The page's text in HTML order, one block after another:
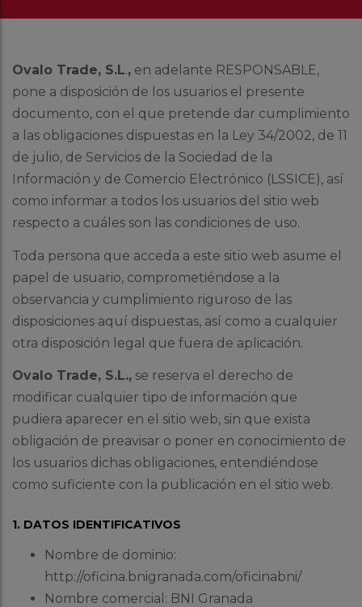
Ovalo Trade, S.L., en adelante RESPONSABLE,
pone a disposición de los usuarios el presente
documento, con el que pretende dar cumplimiento
a las obligaciones dispuestas en la Ley 34/2002, de 11
de julio, de Servicios de la Sociedad de la
Información y de Comercio Electrónico (LSSICE), así
como informar a todos los usuarios del sitio web
respecto a cuáles son las condiciones de uso.
Toda persona que acceda a este sitio web asume el
papel de usuario, comprometiéndose a la
observancia y cumplimiento riguroso de las
disposiciones aquí dispuestas, así como a cualquier
otra disposición legal que fuera de aplicación.
Ovalo Trade, S.L., se reserva el derecho de
modificar cualquier tipo de información que
pudiera aparecer en el sitio web, sin que exista
obligación de preavisar o poner en conocimiento de
los usuarios dichas obligaciones, entendiéndose
como suficiente con la publicación en el sitio web.
1. DATOS IDENTIFICATIVOS
Nombre de dominio:
http://oficina.bnigranada.com/oficinabni/
Nombre comercial: BNI Granada